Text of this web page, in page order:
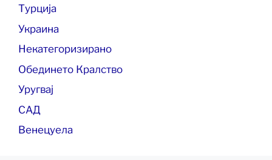
Турција
Украина
Некатегоризирано
Обединето Кралство
Уругвај
САД
Венецуела